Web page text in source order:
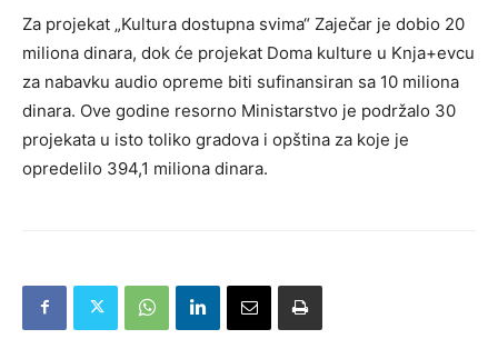
Za projekat „Kultura dostupna svima“ Zaječar je dobio 20
miliona dinara, dok će projekat Doma kulture u Knja+evcu
za nabavku audio opreme biti sufinansiran sa 10 miliona
dinara. Ove godine resorno Ministarstvo je podržalo 30
projekata u isto toliko gradova i opština za koje je
opredelilo 394,1 miliona dinara.